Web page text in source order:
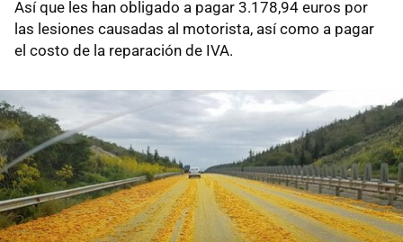
Así que les han obligado a pagar 3.178,94 euros por
las lesiones causadas al motorista, así como a pagar
el costo de la reparación de IVA.